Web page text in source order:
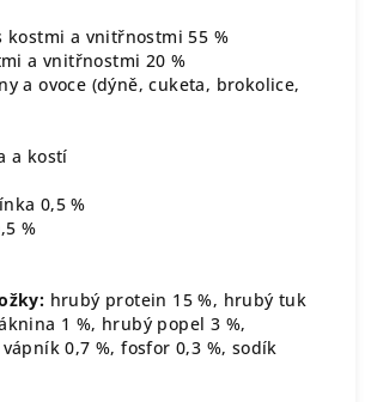
kostmi a vnitřnostmi 55 %
a vnitřnostmi 20 %
a ovoce (dýně, cuketa, brokolice,
a kostí
0,5 %
%
hrubý protein 15 %, hrubý tuk
1 %, hrubý popel 3 %,
0,7 %, fosfor 0,3 %, sodík